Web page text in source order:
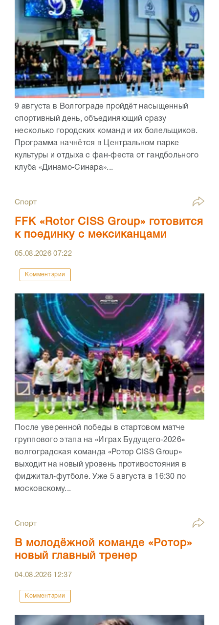
9 августа в Волгограде пройдёт насыщенный
спортивный день, объединяющий сразу
несколько городских команд и их болельщиков.
Программа начнётся в Центральном парке
культуры и отдыха с фан‑феста от гандбольного
клуба «Динамо‑Синара»...
Спорт
FFK «Rotor CISS Group» готовится
к поединку с мексиканцами
05.08.202607:22
Комментарии
После уверенной победы в стартовом матче
группового этапа на «Играх Будущего‑2026»
волгоградская команда «Ротор CISS Group»
выходит на новый уровень противостояния в
фиджитал‑футболе. Уже 5 августа в 16:30 по
московскому...
Спорт
В молодёжной команде «Ротор»
новый главный тренер
04.08.2026 12:37
Комментарии